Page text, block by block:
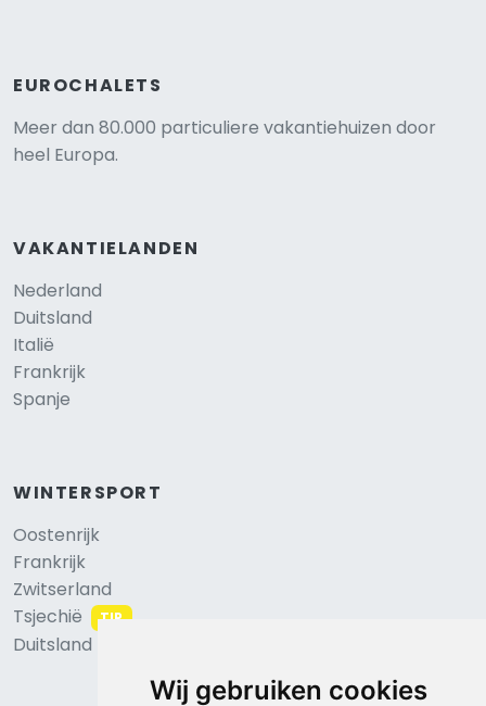
Wij gebruiken cookies
EUROCHALETS
Meer dan 80.000 particuliere vakantiehuizen door
heel Europa.
VAKANTIELANDEN
Nederland
Duitsland
Italië
Frankrijk
Spanje
WINTERSPORT
Oostenrijk
Frankrijk
Zwitserland
Tsjechië
TIP
Duitsland